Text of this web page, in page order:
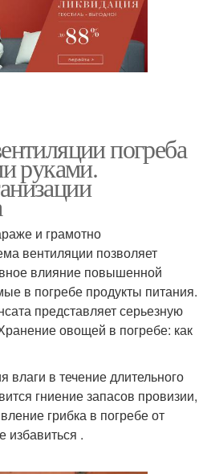
погреба
руками.
и грамотно
вентиляции позволяет
влияние повышенной
в погребе продукты питания.
представляет серьезную
овощей в погребе: как
влаги в течение длительного
гниение запасов провизии,
грибка в погребе от
избавиться .